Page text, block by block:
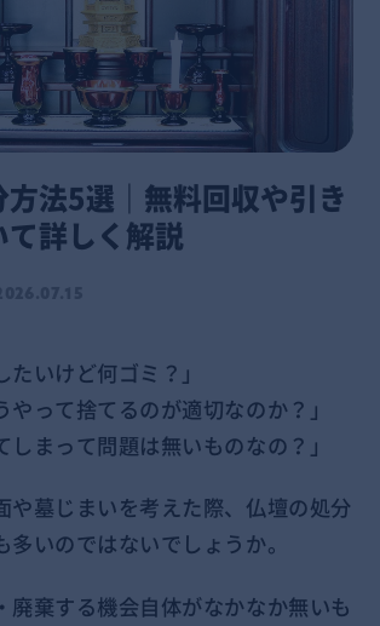
法5選｜無料回収や引き
詳しく解説
たいけど何ゴミ？」
やって捨てるのが適切なのか？」
しまって問題は無いものなの？」
や墓じまいを考えた際、仏壇の処分
多いのではないでしょうか。
廃棄する機会自体がなかなか無いも